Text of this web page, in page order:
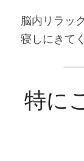
脳内リラッ
寝しにきて
特に